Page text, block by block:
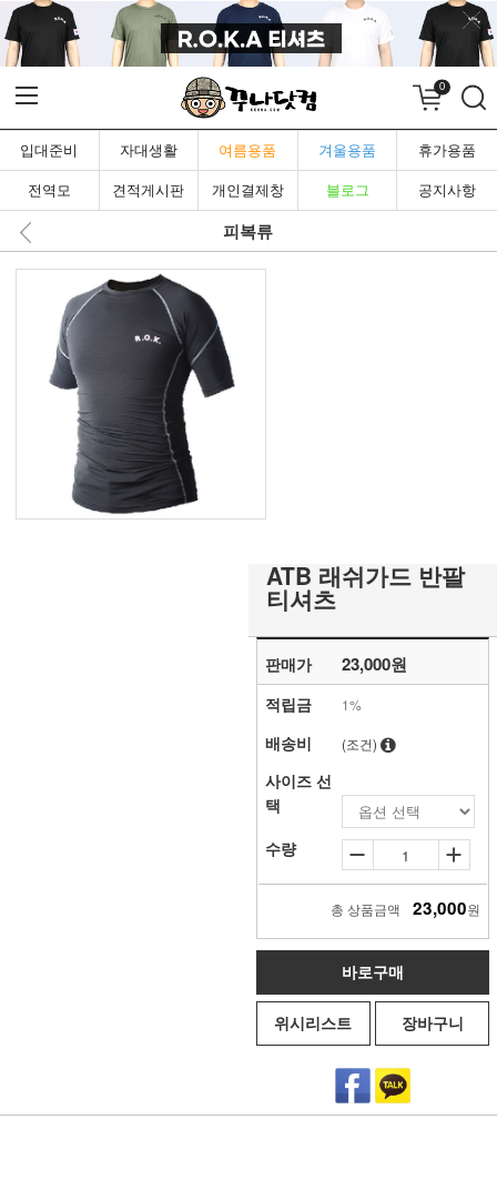
0
입대준비 자대생활 여름용품 겨울용품 휴가용품
전역모 견적게시판 개인결제창 블로그 공지사항
피복류
ATB 래쉬가드 반팔
티셔츠
판매가 23,000원
적립금 1%
배송비 (조건)
사이즈 선
택
수량
총 상품금액 23,000원
바로구매
위시리스트 장바구니